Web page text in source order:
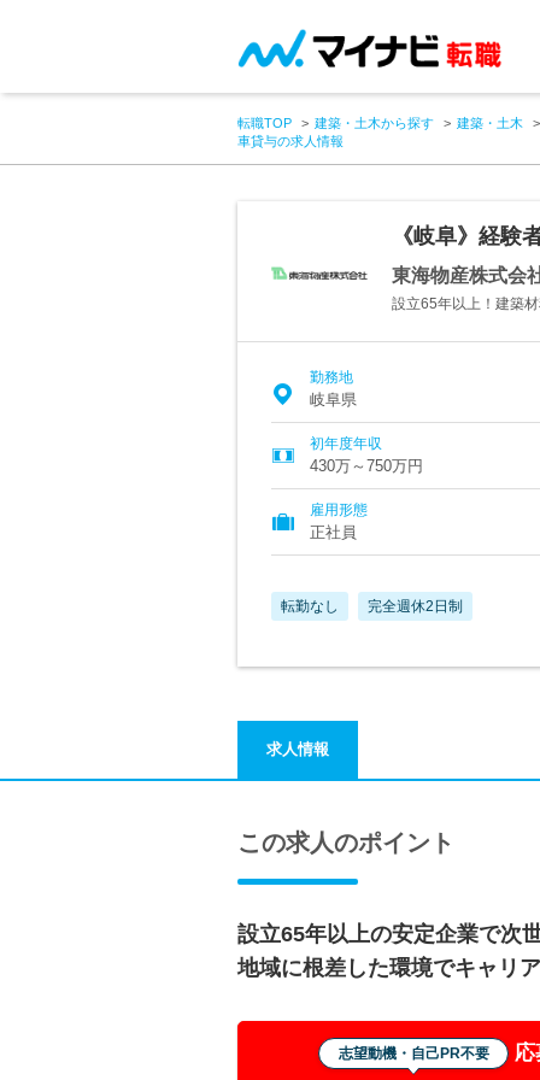
転職TOP 建築・土木から探す
建築・土木
車貸与の求人情報
《岐阜》経験
東海物産株式会
設立65年以上！建築
勤務地
岐阜県
初年度年収
430万～750万円
雇用形態
正社員
転勤なし 完全週休2日制
求人情報
この求人のポイント
設立65年以上の安定企業で次
地域に根差した環境でキャリ
志望動機・自己PR不要